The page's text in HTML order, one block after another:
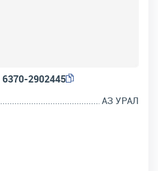
6370-2902445
АЗ УРАЛ